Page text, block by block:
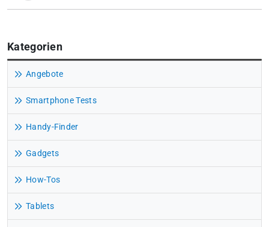
Kategorien
Angebote
Smartphone Tests
Handy-Finder
Gadgets
How-Tos
Tablets